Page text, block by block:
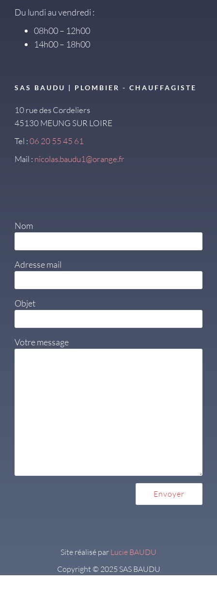
Du lundi au vendredi :
08h00 – 12h00
14h00 – 18h00
SAS BAUDU | PLOMBIER - CHAUFFAGISTE
10 rue des Cordeliers
45130 MEUNG SUR LOIRE
Tel :06 20 55 45 61
Mail : nicolas.baudu1@orange.fr
Nom
Adresse mail
Objet
Votre message
Site réalisé par Lucie BAUDU
Copyright © 2025 SAS BAUDU